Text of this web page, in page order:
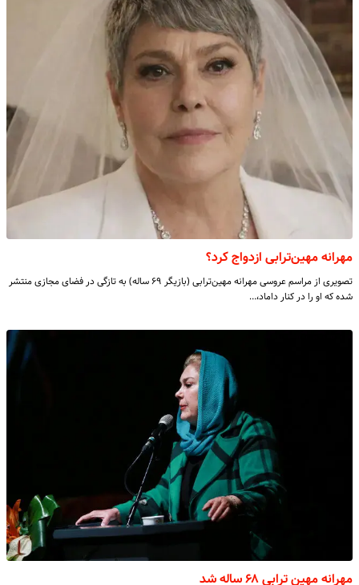
مهرانه مهین‌ترابی ازدواج کرد؟
تصویری از مراسم عروسی مهرانه مهین‌ترابی (بازیگر ۶۹ ساله) به تازگی در فضای مجازی منتشر
شده که او را در کنار داماد،…
مهرانه مهین ترابی ۶۸ ساله شد